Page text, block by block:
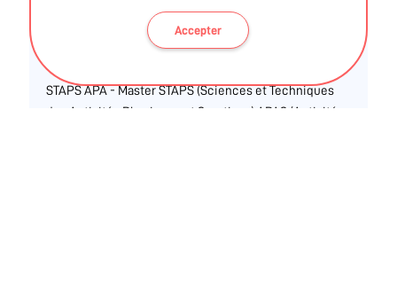
Accepter
TIMOTHÉE POUSSET
STAPS APA - Master STAPS (Sciences et Techniques
des Activités Physiques et Sportives) APAS (Activité